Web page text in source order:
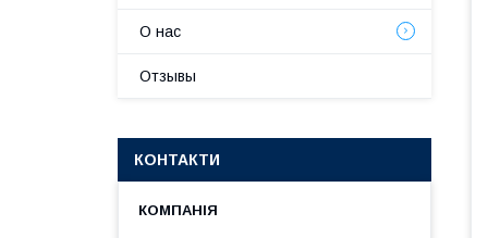
О нас
Отзывы
КОНТАКТИ